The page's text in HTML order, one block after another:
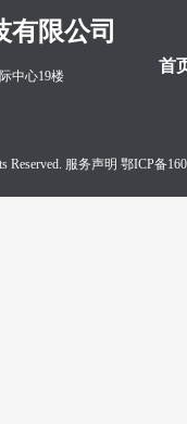
有限公司
首
中心19楼
Reserved. 服务声明 鄂ICP备